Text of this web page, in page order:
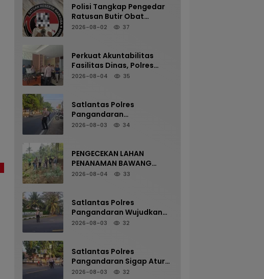
Polisi Tangkap Pengedar
Ratusan Butir Obat
Terlarang di Cijulang
2026-08-02 37
Perkuat Akuntabilitas
Fasilitas Dinas, Polres
Pangandaran Gelar
2026-08-04 35
Satlantas Polres
Pangandaran
Maksimalkan Pelayanan
2026-08-03 34
PENGECEKAN LAHAN
PENANAMAN BAWANG
PUTIH OLEH POLSEK
PANGAN
2026-08-04 33
Satlantas Polres
Pangandaran Wujudkan
Kamseltibcarlantas
2026-08-03 32
Satlantas Polres
Pangandaran Sigap Atur
Arus Kendaraan Demi
2026-08-03 32